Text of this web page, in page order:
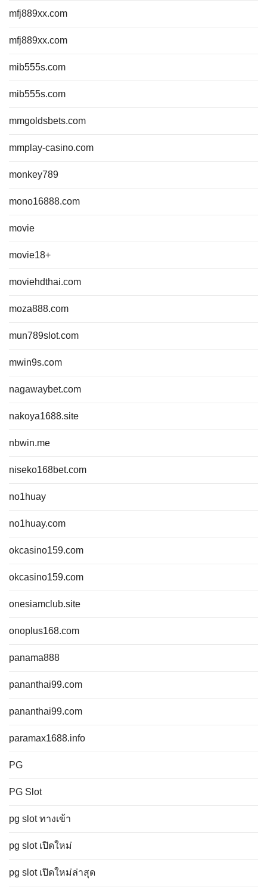
mfj889xx.com
mfj889xx.com
mib555s.com
mib555s.com
mmgoldsbets.com
mmplay-casino.com
monkey789
mono16888.com
movie
movie18+
moviehdthai.com
moza888.com
mun789slot.com
mwin9s.com
nagawaybet.com
nakoya1688.site
nbwin.me
niseko168bet.com
no1huay
no1huay.com
okcasino159.com
okcasino159.com
onesiamclub.site
onoplus168.com
panama888
pananthai99.com
pananthai99.com
paramax1688.info
PG
PG Slot
pg slot ทางเข้า
pg slot เปิดใหม่
pg slot เปิดใหม่ล่าสุด